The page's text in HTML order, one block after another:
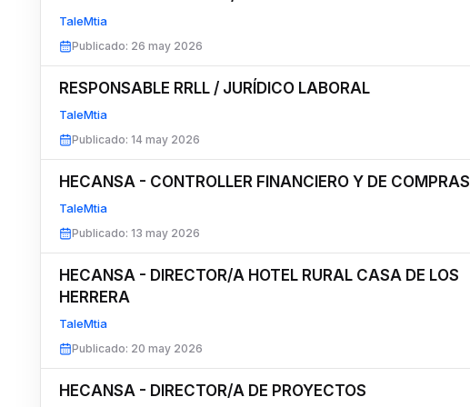
TaleMtia
Publicado: 26 may 2026
RESPONSABLE RRLL / JURÍDICO LABORAL
TaleMtia
Publicado: 14 may 2026
HECANSA - CONTROLLER FINANCIERO Y DE COMPRAS
TaleMtia
Publicado: 13 may 2026
HECANSA - DIRECTOR/A HOTEL RURAL CASA DE LOS
HERRERA
TaleMtia
Publicado: 20 may 2026
HECANSA - DIRECTOR/A DE PROYECTOS